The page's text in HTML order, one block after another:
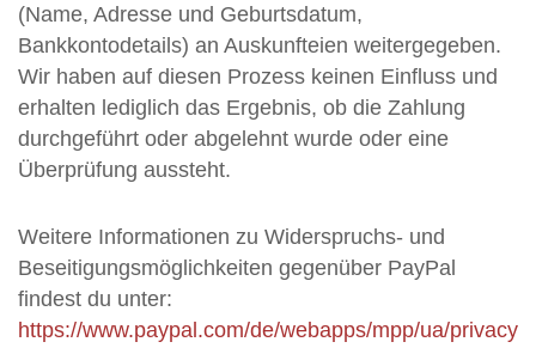
(Name, Adresse und Geburtsdatum,
Bankkontodetails) an Auskunfteien weitergegeben.
Wir haben auf diesen Prozess keinen Einfluss und
erhalten lediglich das Ergebnis, ob die Zahlung
durchgeführt oder abgelehnt wurde oder eine
Überprüfung aussteht.
Weitere Informationen zu Widerspruchs- und
Beseitigungsmöglichkeiten gegenüber PayPal
findest du unter:
https://www.paypal.com/de/webapps/mpp/ua/privacy